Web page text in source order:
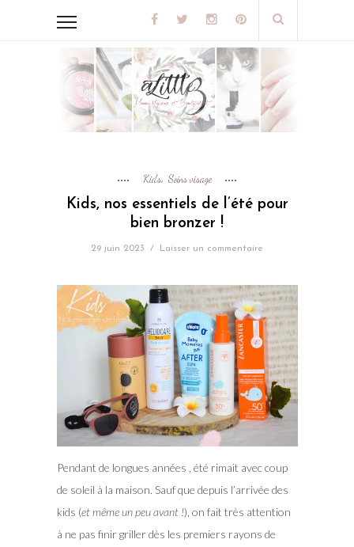
Kids, Soins visage
Kids, nos essentiels de l’été pour
bien bronzer !
29 juin 2023 / Laisser un commentaire
Pendant de longues années , été rimait avec coup
de soleil à la maison. Sauf que depuis l’arrivée des
kids (et même un peu avant !), on fait très attention
à ne pas finir griller dès les premiers rayons de